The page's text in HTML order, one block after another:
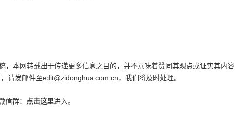
，本网转载出于传递更多信息之目的，并不意味着赞同其观点或证实其内容
请发邮件至edit@zidonghua.com.cn，我们将及时处理。
信群： 点击这里进入。